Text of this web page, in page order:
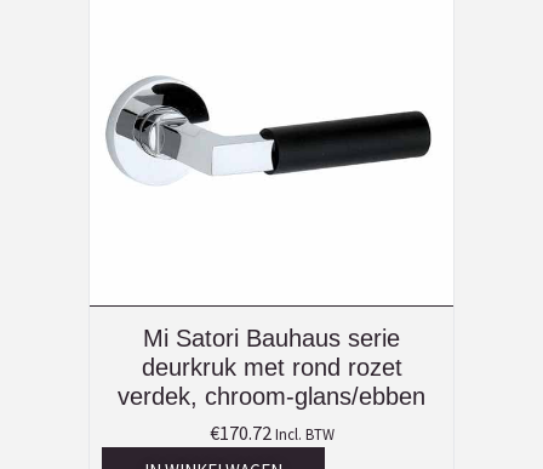
Mi Satori Bauhaus serie
deurkruk met rond rozet
verdek, chroom-glans/ebben
€170.72 Incl. BTW